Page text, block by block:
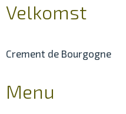
Velkomst
Crement de Bourgogne
Menu